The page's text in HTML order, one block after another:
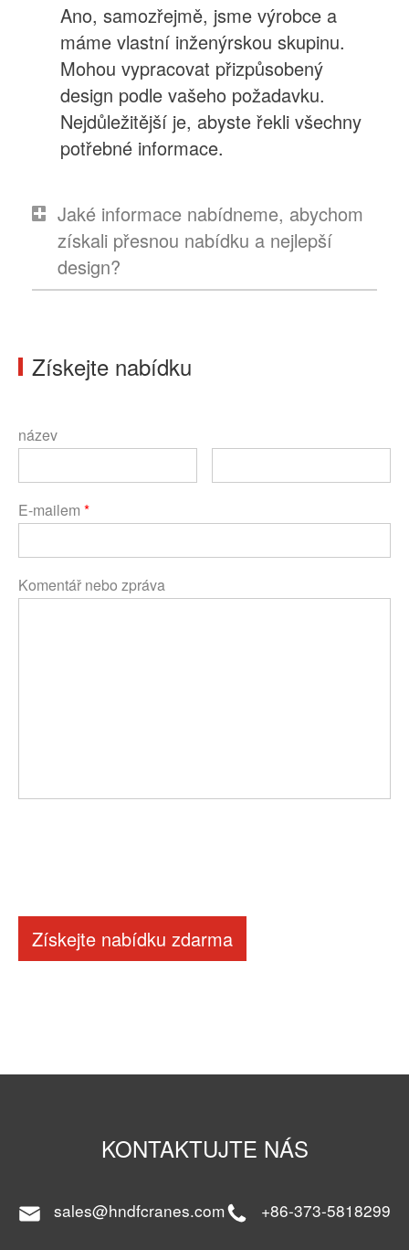
Ano, samozřejmě, jsme výrobce a
máme vlastní inženýrskou skupinu.
Mohou vypracovat přizpůsobený
design podle vašeho požadavku.
Nejdůležitější je, abyste řekli všechny
potřebné informace.
Jaké informace nabídneme, abychom
získali přesnou nabídku a nejlepší
design?
Získejte nabídku
název
E-mailem *
Komentář nebo zpráva
Získejte nabídku zdarma
KONTAKTUJTE NÁS
sales@hndfcranes.com +86-373-5818299